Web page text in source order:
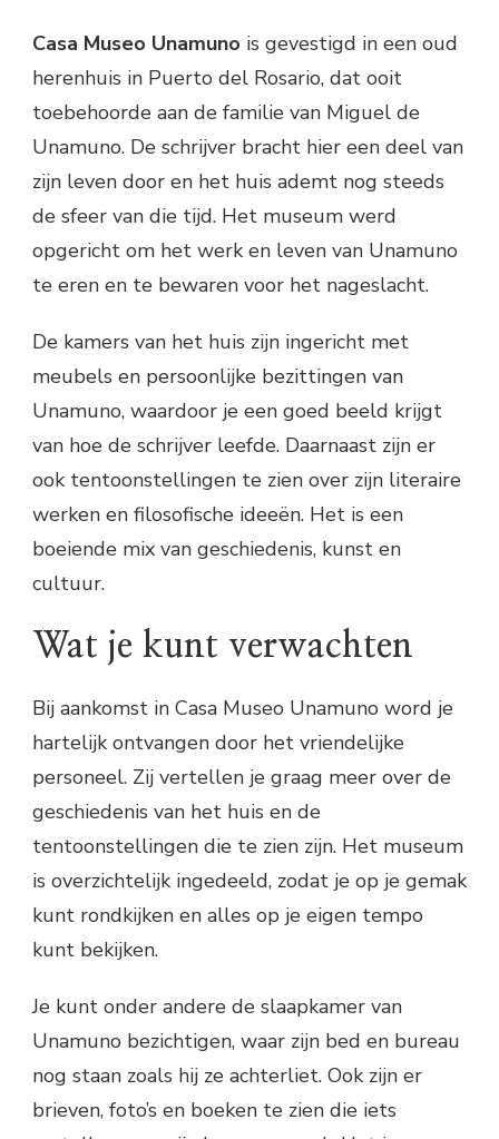
Casa Museo Unamuno is gevestigd in een oud
herenhuis in Puerto del Rosario, dat ooit
toebehoorde aan de familie van Miguel de
Unamuno. De schrijver bracht hier een deel van
zijn leven door en het huis ademt nog steeds
de sfeer van die tijd. Het museum werd
opgericht om het werk en leven van Unamuno
te eren en te bewaren voor het nageslacht.
De kamers van het huis zijn ingericht met
meubels en persoonlijke bezittingen van
Unamuno, waardoor je een goed beeld krijgt
van hoe de schrijver leefde. Daarnaast zijn er
ook tentoonstellingen te zien over zijn literaire
werken en filosofische ideeën. Het is een
boeiende mix van geschiedenis, kunst en
cultuur.
Wat je kunt verwachten
Bij aankomst in Casa Museo Unamuno word je
hartelijk ontvangen door het vriendelijke
personeel. Zij vertellen je graag meer over de
geschiedenis van het huis en de
tentoonstellingen die te zien zijn. Het museum
is overzichtelijk ingedeeld, zodat je op je gemak
kunt rondkijken en alles op je eigen tempo
kunt bekijken.
Je kunt onder andere de slaapkamer van
Unamuno bezichtigen, waar zijn bed en bureau
nog staan zoals hij ze achterliet. Ook zijn er
brieven, foto’s en boeken te zien die iets